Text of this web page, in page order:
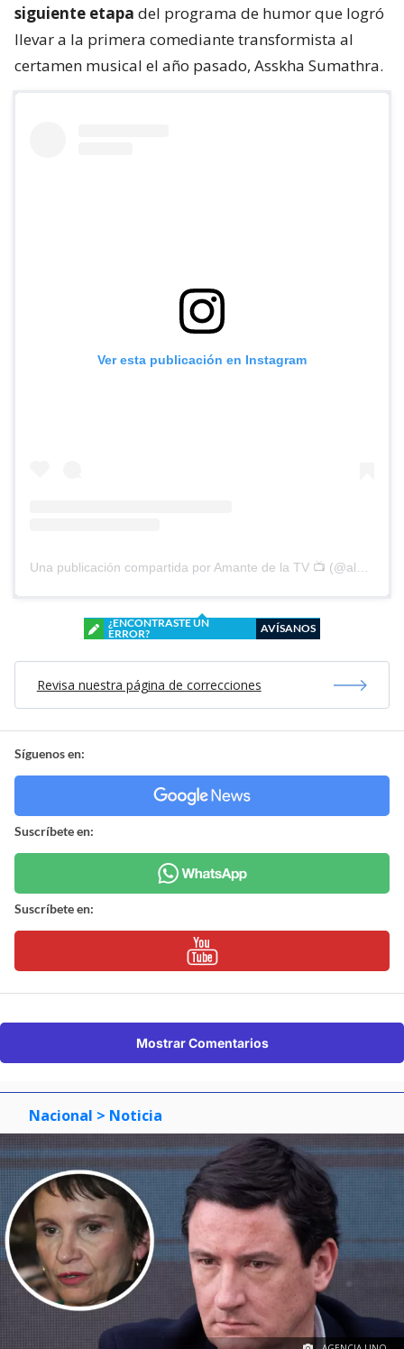
siguiente etapa del programa de humor que logró
llevar a la primera comediante transformista al
certamen musical el año pasado, Asskha Sumathra.
Ver esta publicación en Instagram
Una publicación compartida por Amante de la TV 📺 (@alguien_te_observa)
¿ENCONTRASTE UN
ERROR?
AVÍSANOS
Revisa nuestra página de correcciones
Síguenos en:
Suscríbete en:
Suscríbete en:
Mostrar Comentarios
Nacional > Noticia